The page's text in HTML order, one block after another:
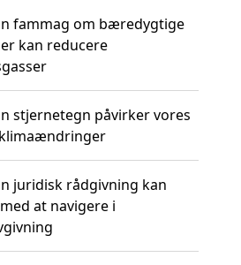
fammag om bæredygtige
kan reducere
stjernetegn påvirker vores
juridisk rådgivning kan
at navigere i